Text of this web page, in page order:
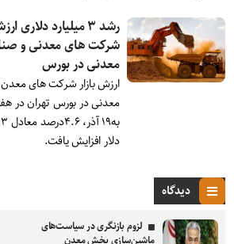
رشد ۳ میلیارد دلاری
شرکت های معدنی و
معدنی در بورس
ارزش بازار شرکت های
معدنی در بورس تهران در
دلار افزایش یافت.
دیدگاه
لزوم بازنگری در سیاست‌های
ماشین‌سازی بخش معدن